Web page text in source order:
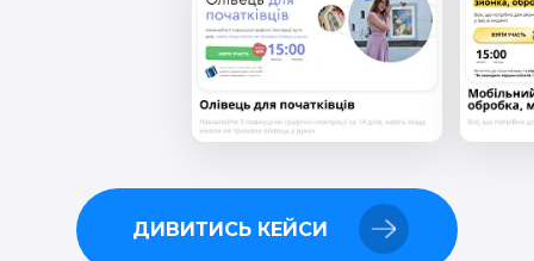
ДИВИТИСЬ КЕЙСИ